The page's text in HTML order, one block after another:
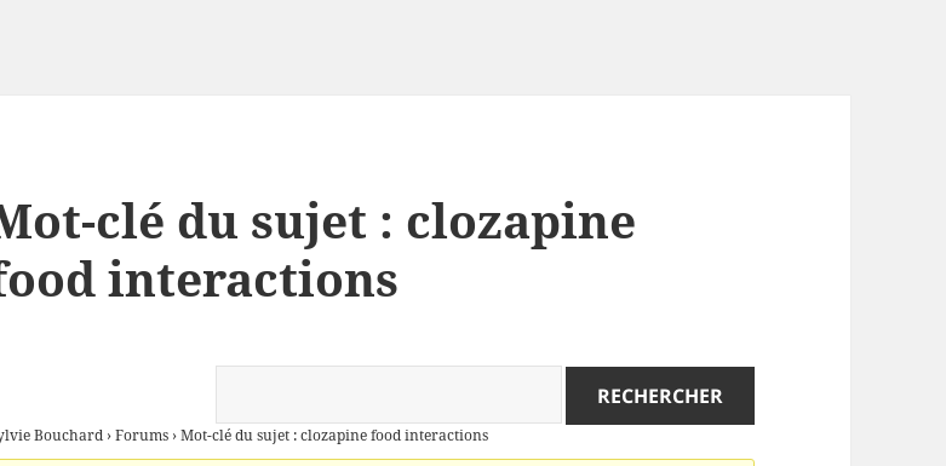
clé du sujet : clozapine
interactions
Bouchard ›Forums ›Mot-clé du sujet : clozapine food interactions